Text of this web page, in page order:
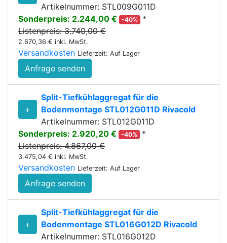
Artikelnummer: STL009G011D
Sonderpreis: 2.244,00 €
-40%
*
Listenpreis: 3.740,00 €
2.670,36 € inkl. MwSt.
Versandkosten Lieferzeit: Auf Lager
Anfrage senden
+
Split-Tiefkühlaggregat für die
Bodenmontage STL012G011D Rivacold
Artikelnummer: STL012G011D
Sonderpreis: 2.920,20 €
-40%
*
Listenpreis: 4.867,00 €
3.475,04 € inkl. MwSt.
Versandkosten Lieferzeit: Auf Lager
Anfrage senden
+
Split-Tiefkühlaggregat für die
Bodenmontage STL016G012D Rivacold
Artikelnummer: STL016G012D